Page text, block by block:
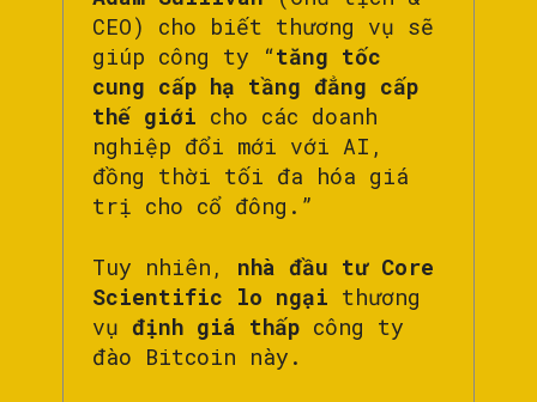
CEO) cho biết thương vụ sẽ
giúp công ty “tăng tốc
cung cấp hạ tầng đẳng cấp
thế giới cho các doanh
nghiệp đổi mới với AI,
đồng thời tối đa hóa giá
trị cho cổ đông.”
Tuy nhiên, nhà đầu tư Core
Scientific lo ngại thương
vụ định giá thấp công ty
đào Bitcoin này.